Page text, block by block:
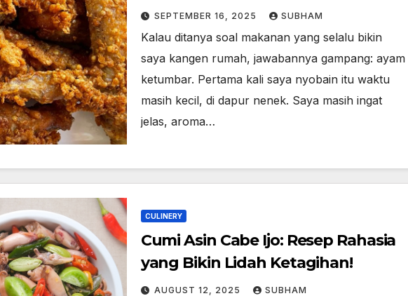
Bikin Nagih
SEPTEMBER 16, 2025 SUBHAM
Kalau ditanya soal makanan yang selalu bikin
saya kangen rumah, jawabannya gampang: ayam
ketumbar. Pertama kali saya nyobain itu waktu
masih kecil, di dapur nenek. Saya masih ingat
jelas, aroma…
CULINERY
Cumi Asin Cabe Ijo: Resep Rahasia
yang Bikin Lidah Ketagihan!
AUGUST 12, 2025 SUBHAM